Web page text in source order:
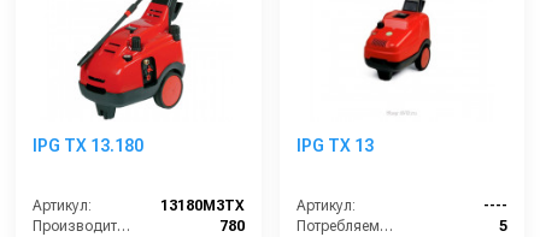
IPG TX 13.180
Артикул:
13180M3TX
Производительность (л/ч):
780
IPG TX 13
Артикул:
----
Потребляемая мощность (кВт):
5